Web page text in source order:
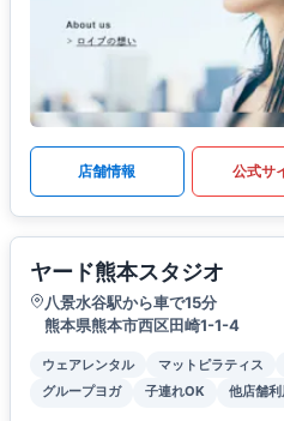
店舗情報 公式サ
ヤード熊本スタジオ
八景水谷駅から車で15分
熊本県熊本市西区田崎1-1-4
ウェアレンタル マットピラティス
グループヨガ
子連れOK 他店舗